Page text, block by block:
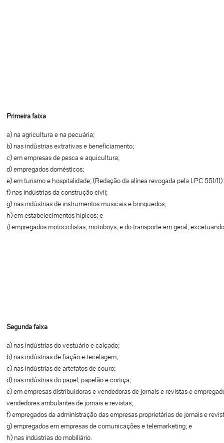
Primeira faixa
a) na agricultura e na pecuária;
b) nas indústrias extrativas e beneficiamento;
c) em empresas de pesca e aquicultura;
d) empregados domésticos;
e) em turismo e hospitalidade; (Redação da alínea revogada pela LPC 551/11).
f) nas indústrias da construção civil;
g) nas indústrias de instrumentos musicais e brinquedos;
h) em estabelecimentos hípicos; e
i) empregados motociclistas, motoboys, e do transporte em geral,
Segunda faixa
a) nas indústrias do vestuário e calçado;
b) nas indústrias de fiação e tecelagem;
c) nas indústrias de artefatos de couro;
d) nas indústrias do papel, papelão e cortiça;
e) em empresas distribuidoras e vendedoras de jornais e revistas e
vendedores ambulantes de jornais e revistas;
f) empregados da administração das empresas proprietárias de jornais e
g) empregados em empresas de comunicações e telemarketing; e
h) nas indústrias do mobiliário.